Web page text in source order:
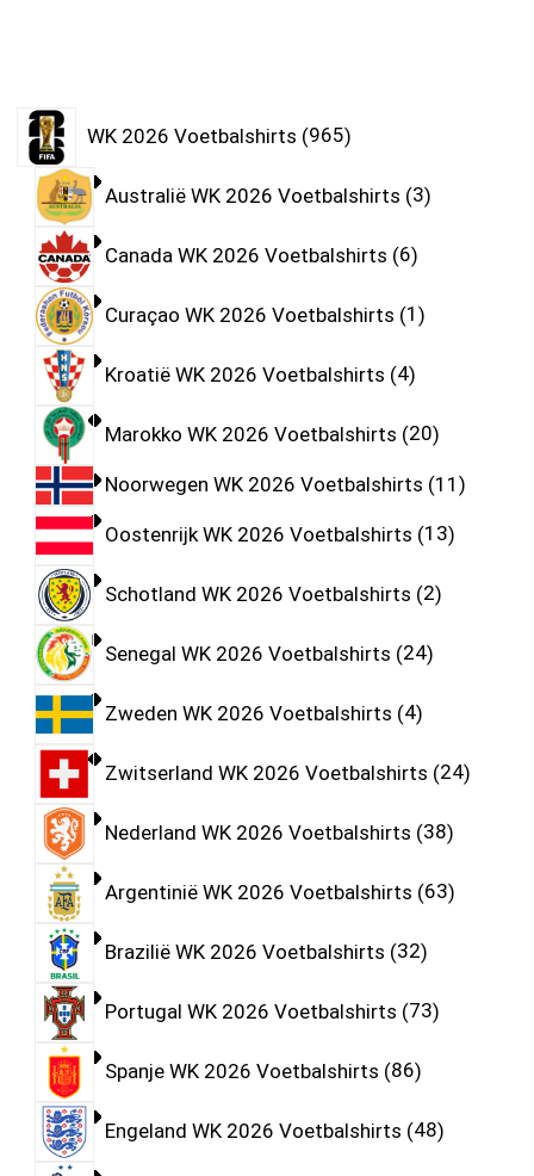
WK 2026 Voetbalshirts 965
Australië WK 2026 Voetbalshirts 3
Canada WK 2026 Voetbalshirts 6
Curaçao WK 2026 Voetbalshirts 1
Kroatië WK 2026 Voetbalshirts 4
Marokko WK 2026 Voetbalshirts 20
Noorwegen WK 2026 Voetbalshirts 11
Oostenrijk WK 2026 Voetbalshirts 13
Schotland WK 2026 Voetbalshirts 2
Senegal WK 2026 Voetbalshirts 24
Zweden WK 2026 Voetbalshirts 4
Zwitserland WK 2026 Voetbalshirts 24
Nederland WK 2026 Voetbalshirts 38
Argentinië WK 2026 Voetbalshirts 63
Brazilië WK 2026 Voetbalshirts 32
Portugal WK 2026 Voetbalshirts 73
Spanje WK 2026 Voetbalshirts 86
Engeland WK 2026 Voetbalshirts 48